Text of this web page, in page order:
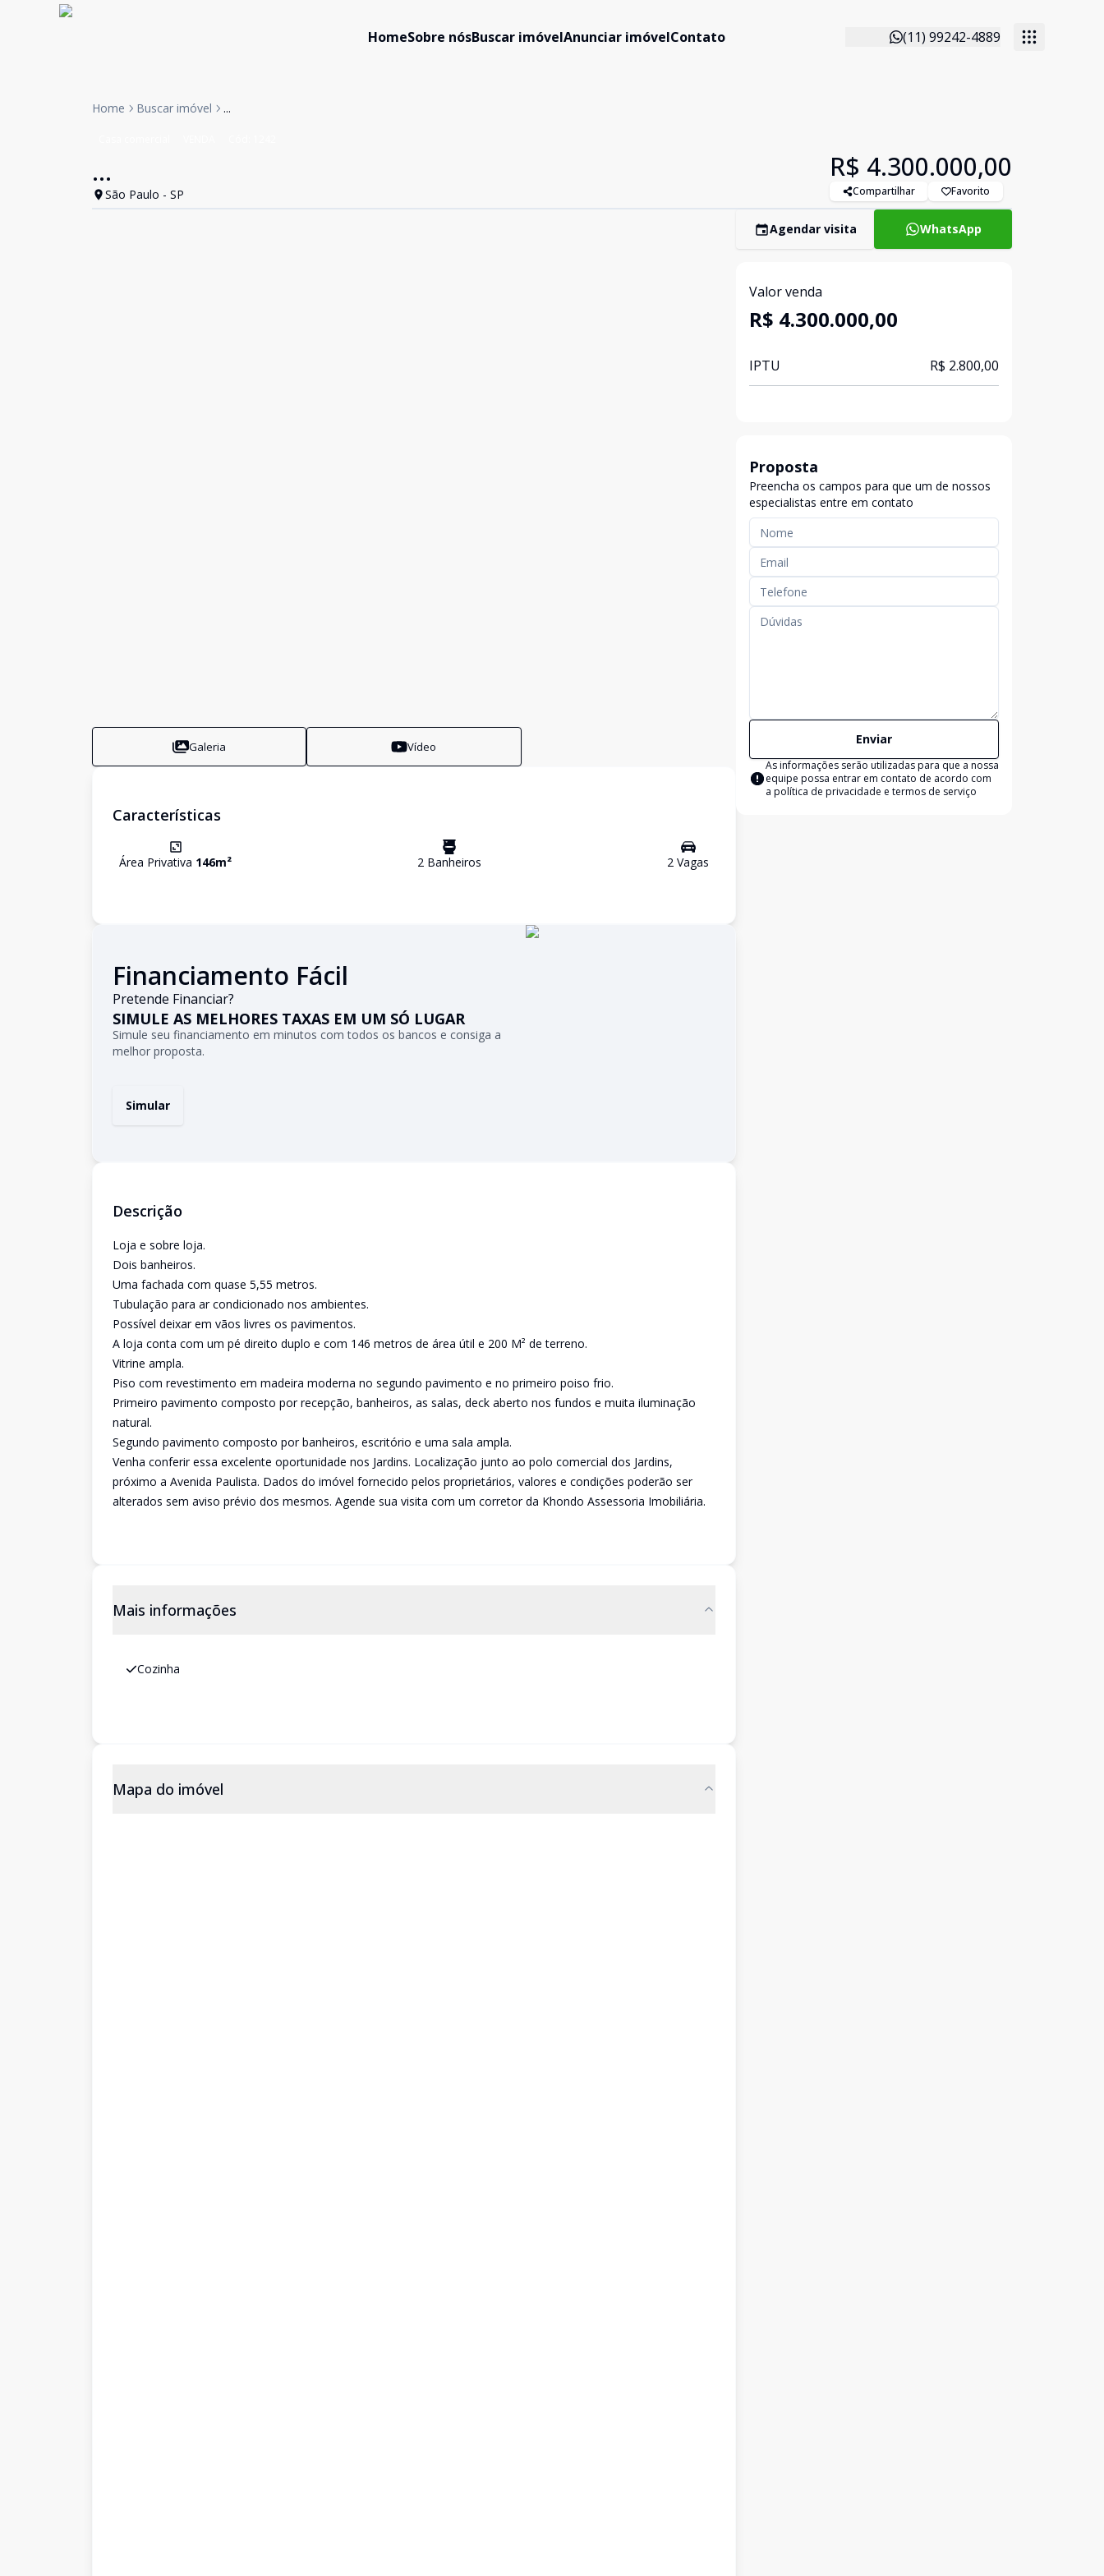
HomeSobre nósBuscar imóvelAnunciar imóvelContato (11) 99242-4889
Home Buscar imóvel ...
...
São Paulo - SP
R$ 4.300.000,00
Compartilhar Favorito
Galeria Vídeo
Características
Área Privativa 146m² 2 Banheiros 2 Vagas
Financiamento Fácil
Pretende Financiar?
SIMULE AS MELHORES TAXAS EM UM SÓ LUGAR
Simule seu financiamento em minutos com todos os bancos e consiga a
melhor proposta.
Simular
Descrição
Loja e sobre loja.
Dois banheiros.
Uma fachada com quase 5,55 metros.
Tubulação para ar condicionado nos ambientes.
Possível deixar em vãos livres os pavimentos.
A loja conta com um pé direito duplo e com 146 metros de área útil e 200 M² de terreno.
Vitrine ampla.
Piso com revestimento em madeira moderna no segundo pavimento e no primeiro poiso frio.
Primeiro pavimento composto por recepção, banheiros, as salas, deck aberto nos fundos e muita iluminação
natural.
Segundo pavimento composto por banheiros, escritório e uma sala ampla.
Venha conferir essa excelente oportunidade nos Jardins. Localização junto ao polo comercial dos Jardins,
próximo a Avenida Paulista. Dados do imóvel fornecido pelos proprietários, valores e condições poderão ser
alterados sem aviso prévio dos mesmos. Agende sua visita com um corretor da Khondo Assessoria Imobiliária.
Mais informações
Cozinha
Mapa do imóvel
Agendar visita WhatsApp
Valor venda
R$ 4.300.000,00
IPTU R$ 2.800,00
Proposta
Preencha os campos para que um de nossos
especialistas entre em contato
Enviar
As informações serão utilizadas para que a nossa
equipe possa entrar em contato de acordo com
a política de privacidade e termos de serviço